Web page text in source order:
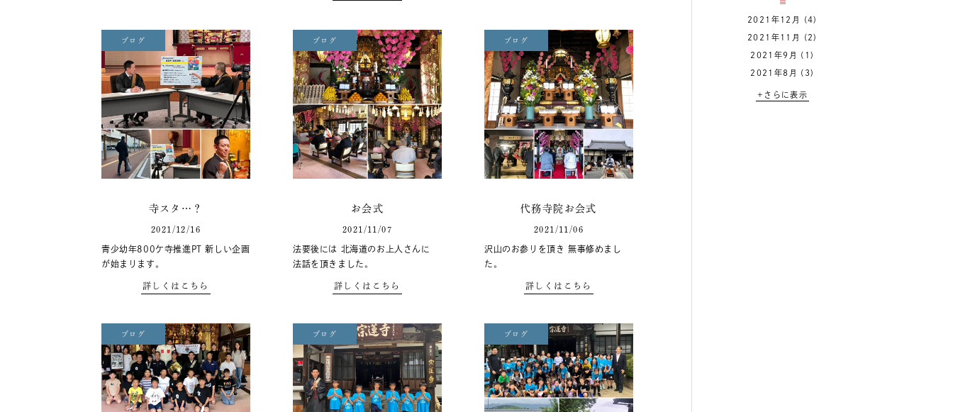
ブログ
寺スタ…？
2021/12/16
青少幼年800ケ寺推進PT 新しい企画
が始まります。
詳しくはこちら
ブログ
お会式
2021/11/07
法要後には 北海道のお上人さんに
法話を頂きました。
詳しくはこちら
ブログ
代務寺院お会式
2021/11/06
沢山のお参りを頂き 無事修めまし
た。
詳しくはこちら
ブログ ブログ ブログ
2021年12月 (4)
2021年11月 (2)
2021年9月 (1)
2021年8月 (3)
+さらに表示